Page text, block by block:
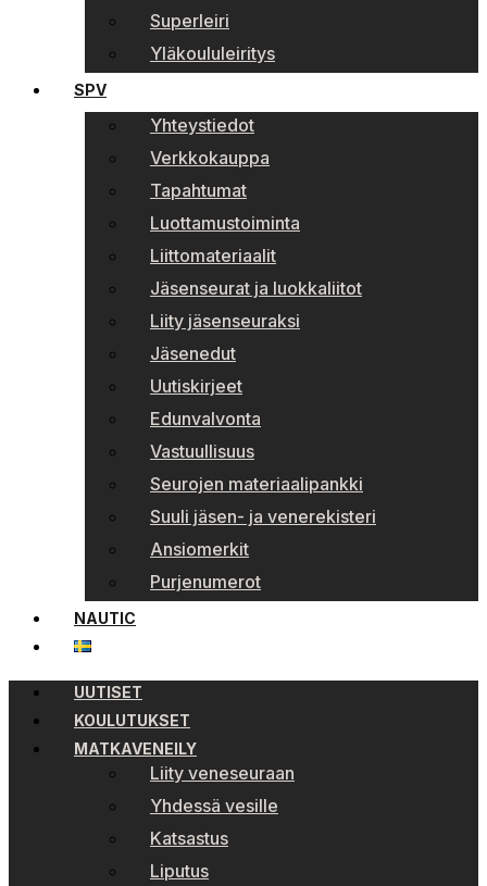
Superleiri
Yläkoululeiritys
SPV
Yhteystiedot
Verkkokauppa
Tapahtumat
Luottamustoiminta
Liittomateriaalit
Jäsenseurat ja luokkaliitot
Liity jäsenseuraksi
Jäsenedut
Uutiskirjeet
Edunvalvonta
Vastuullisuus
Seurojen materiaalipankki
Suuli jäsen- ja venerekisteri
Ansiomerkit
Purjenumerot
NAUTIC
UUTISET
KOULUTUKSET
MATKAVENEILY
Liity veneseuraan
Yhdessä vesille
Katsastus
Liputus